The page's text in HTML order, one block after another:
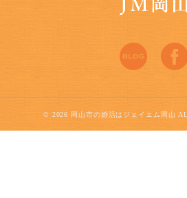
© 2026 岡山市の婚活はジェイエム岡山